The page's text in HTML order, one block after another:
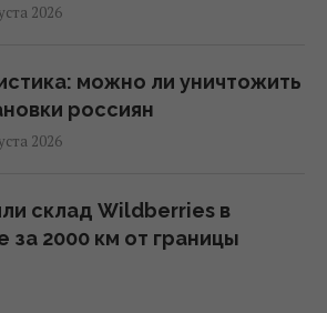
2026
можно ли уничтожить
россиян
2026
склад Wildberries в
за 2000 км от границы